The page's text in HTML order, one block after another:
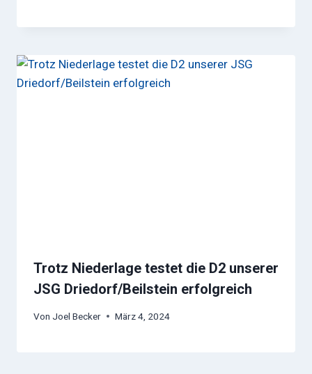
Trotz Niederlage testet die D2 unserer
JSG Driedorf/Beilstein erfolgreich
Von Joel Becker März 4, 2024